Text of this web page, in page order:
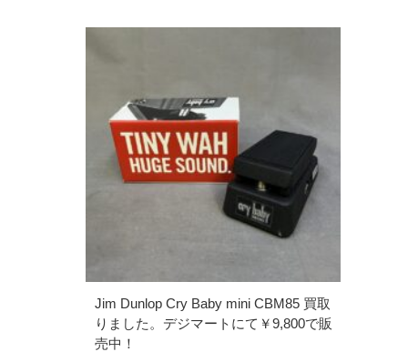
Jim Dunlop Cry Baby mini CBM85 買取
りました。デジマートにて￥9,800で販
売中！